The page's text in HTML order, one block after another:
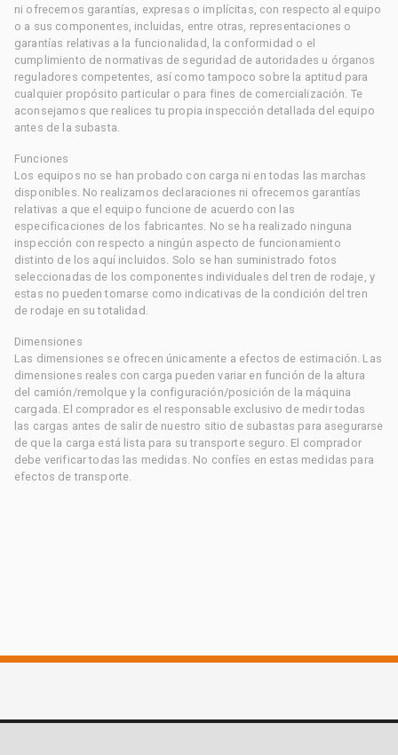
ni ofrecemos garantías, expresas o implícitas, con respecto al equipo
o a sus componentes, incluidas, entre otras, representaciones o
garantías relativas a la funcionalidad, la conformidad o el
cumplimiento de normativas de seguridad de autoridades u órganos
reguladores competentes, así como tampoco sobre la aptitud para
cualquier propósito particular o para fines de comercialización. Te
aconsejamos que realices tu propia inspección detallada del equipo
antes de la subasta.
Funciones
Los equipos no se han probado con carga ni en todas las marchas
disponibles. No realizamos declaraciones ni ofrecemos garantías
relativas a que el equipo funcione de acuerdo con las
especificaciones de los fabricantes. No se ha realizado ninguna
inspección con respecto a ningún aspecto de funcionamiento
distinto de los aquí incluidos. Solo se han suministrado fotos
seleccionadas de los componentes individuales del tren de rodaje, y
estas no pueden tomarse como indicativas de la condición del tren
de rodaje en su totalidad.
Dimensiones
Las dimensiones se ofrecen únicamente a efectos de estimación. Las
dimensiones reales con carga pueden variar en función de la altura
del camión/remolque y la configuración/posición de la máquina
cargada. El comprador es el responsable exclusivo de medir todas
las cargas antes de salir de nuestro sitio de subastas para asegurarse
de que la carga está lista para su transporte seguro. El comprador
debe verificar todas las medidas. No confíes en estas medidas para
efectos de transporte.